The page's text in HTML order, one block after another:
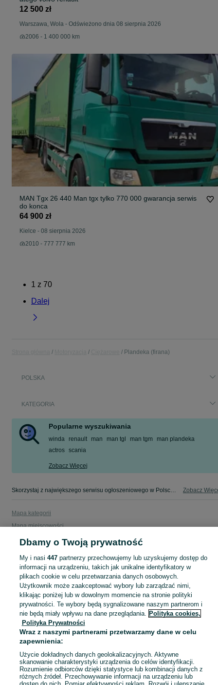
12 500 zł
Warszawa, Wola - Odświeżono dnia 08 sierpnia 2026
2006 - 1 400 000 km
MAN Tgx 26 440 Man tgx tylko 770 000 gwarancja serwis
do konca
64 900 zł
Kielce - 08 sierpnia 2026
2010 - 777 777 km
1 z 70
Dalej
Plandeka (firana)
POLSKA
KATEGORIA
Popularne wyszukiwania
winda renault man man tgl man tgm
man plandeka
actros scania
Zobacz Więcej
Skorzystaj z największego serwisu ogłoszeniowego w Polsce. Kupuj to, czego pragniesz i sprzedawaj to, czego już nie potrzebujesz w kategorii Plandeka (firana)! Zobacz
Mapa kategorii
Mapa miejscowości
Mapa ministron
Dbamy o Twoją prywatność
My i nasi 447partnerzy przechowujemy lub uzyskujemy dostęp do
informacji na urządzeniu, takich jak unikalne identyfikatory w
plikach cookie w celu przetwarzania danych osobowych.
Użytkownik może zaakceptować wybory lub zarządzać nimi,
klikając poniżej lub w dowolnym momencie na stronie polityki
prywatności. Te wybory będą sygnalizowane naszym partnerom i
nie będą miały wpływu na dane przeglądania. Polityka cookies,
Polityka Prywatności
Wraz z naszymi partnerami przetwarzamy dane w celu
zapewnienia:
Użycie dokładnych danych geolokalizacyjnych. Aktywne
skanowanie charakterystyki urządzenia do celów identyfikacji.
Rozumienie odbiorców dzięki statystyce lub kombinacji danych z
różnych źródeł. Przechowywanie informacji na urządzeniu lub